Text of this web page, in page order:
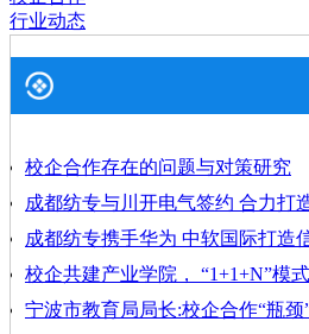
行业动态
校企合作存在的问题与对策研究
成都纺专与川开电气签约 合力打
成都纺专携手华为 中软国际打造
校企共建产业学院， “1+1+N”模
宁波市教育局局长:校企合作“瓶颈